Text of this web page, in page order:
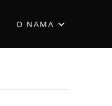
O NAMA